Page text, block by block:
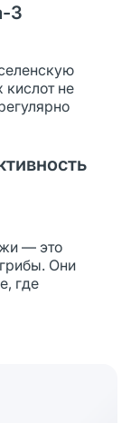
3
не
— это
Они
где